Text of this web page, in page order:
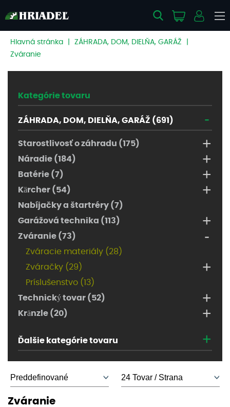
Hlavná stránka ZÁHRADA, DOM, DIELŇA, GARÁŽ
Zváranie
Kategórie tovaru
ZÁHRADA, DOM, DIELŇA, GARÁŽ (691) -
Starostlivosť o záhradu (175) +
Náradie (184) +
Batérie (7) +
Kärcher (54) +
Nabíjačky a štartréry (7)
Garážová technika (113)
+
Zváranie (73) -
Zváracie materiály (28)
Zváračky (29)
+
Príslušenstvo (13)
Technický tovar (52)
+
Kränzle (20) +
Ďalšie kategórie tovaru +
Zváranie